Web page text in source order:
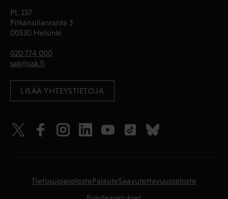
PL 157
Pitkänsillanranta 3
00530 Helsinki
020 774 000
sak@sak.fi
LISÄÄ YHTEYSTIETOJA
TietosuojaselostePalauteSaavutettavuusseloste